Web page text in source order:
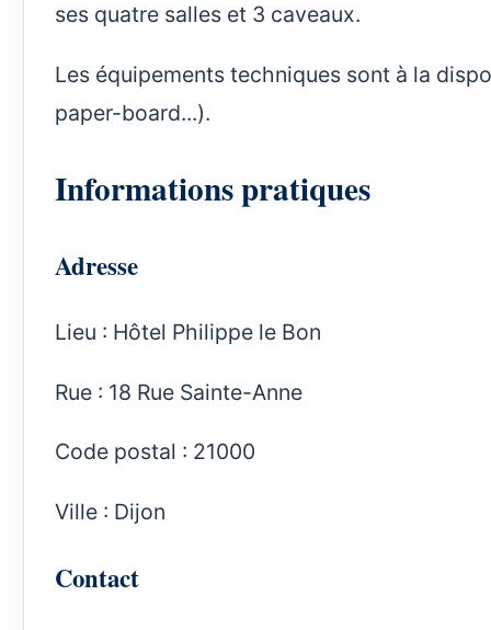
ses quatre salles et 3 caveaux.
Les équipements techniques sont à la
paper-board...).
Informations pratiques
Adresse
Lieu : Hôtel Philippe le Bon
Rue : 18 Rue Sainte-Anne
Code postal : 21000
Ville : Dijon
Contact